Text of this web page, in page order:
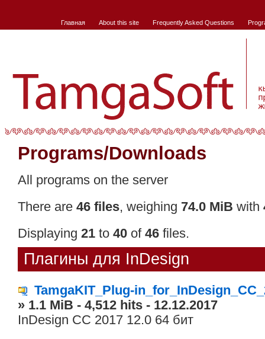
Главная About this site Frequently Asked Questions
Programs/Downloads
All programs on the server
There are 46 files, weighing 74.0 MiB with
Displaying 21 to 40 of 46 files.
Плагины для InDesign
TamgaKIT_Plug-
» 1.1 MiB - 4,512 hits - 12.12.2017
InDesign CC 2017 12.0 64 бит